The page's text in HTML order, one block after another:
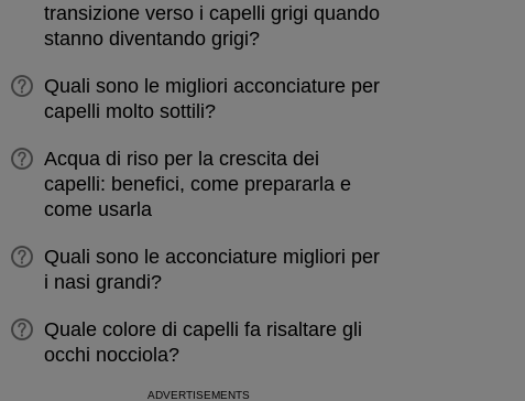
transizione verso i capelli grigi quando
stanno diventando grigi?
Quali sono le migliori acconciature per
capelli molto sottili?
Acqua di riso per la crescita dei
capelli: benefici, come prepararla e
come usarla
Quali sono le acconciature migliori per
i nasi grandi?
Quale colore di capelli fa risaltare gli
occhi nocciola?